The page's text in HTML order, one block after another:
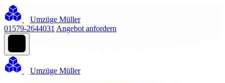
Umzüge Müller
01579-2644031 Angebot anfordern
Umzüge Müller